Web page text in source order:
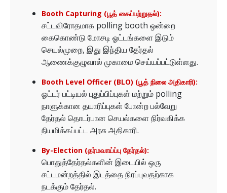
Booth Capturing (பூத் கைப்பற்றுதல்):
சட்டவிரோதமாக polling booth ஒன்றை
கைகொண்டு மோசடி ஓட்டங்களை இடும்
செயல்முறை, இது இந்திய தேர்தல்
ஆணைக்குழுவால் முகாமை செய்யப்பட்டுள்ளது.
Booth Level Officer (BLO) (பூத் நிலை அதிகாரி):
ஓட்டர் பட்டியல் புதுப்பிப்புகள் மற்றும் polling
நாளுக்கான தயாரிப்புகள் போன்ற பல்வேறு
தேர்தல் தொடர்பான செயல்களை நிர்வகிக்க
நியமிக்கப்பட்ட அரசு அதிகாரி.
By-Election (தர்மவாய்ப்பு தேர்தல்):
பொதுத்தேர்தல்களின் இடையில் ஒரு
சட்டமன்றத்தில் இடத்தை நிரப்புவதற்காக
நடக்கும் தேர்தல்.